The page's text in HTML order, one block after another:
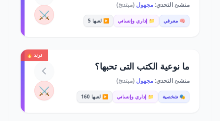
منشئ التحدي:مجهول (مبتدئ)
🧠 معرفي 📁 إداري وإنساني ▶️ لعبها 5 ⚔️
ترند 🔥
ما نوعية الكتب التى تحبها؟
منشئ التحدي:مجهول (مبتدئ)
🎭 شخصية 📁 إداري وإنساني ▶️ لعبها 160 ⚔️